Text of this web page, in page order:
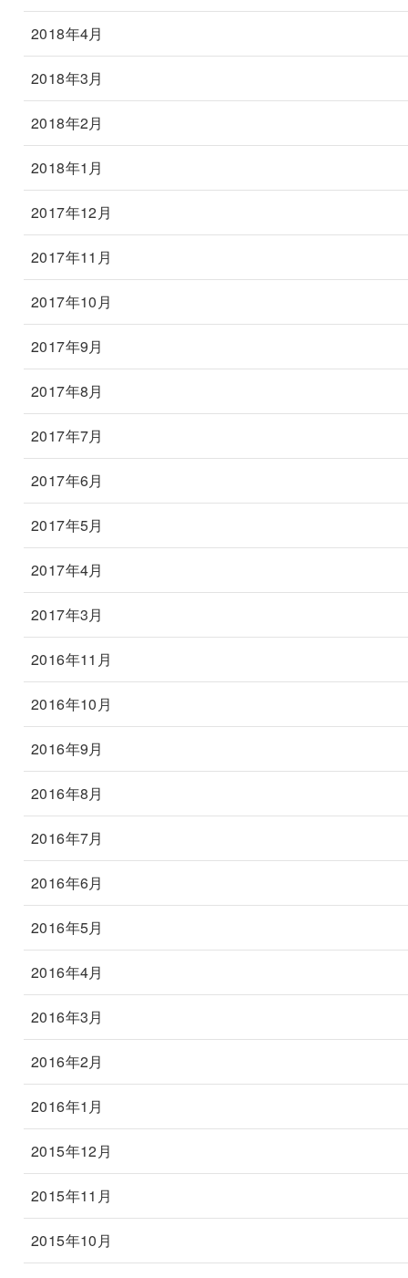
2018年4月
2018年3月
2018年2月
2018年1月
2017年12月
2017年11月
2017年10月
2017年9月
2017年8月
2017年7月
2017年6月
2017年5月
2017年4月
2017年3月
2016年11月
2016年10月
2016年9月
2016年8月
2016年7月
2016年6月
2016年5月
2016年4月
2016年3月
2016年2月
2016年1月
2015年12月
2015年11月
2015年10月